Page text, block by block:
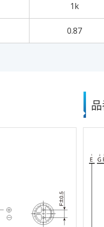
1k
0.87